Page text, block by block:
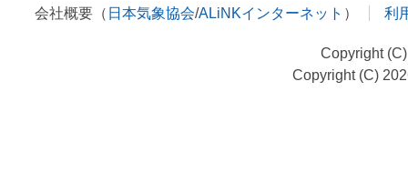
会社概要（ 日本気象協会/ALiNKインターネット ） 利
Copyright
Copyright (C)